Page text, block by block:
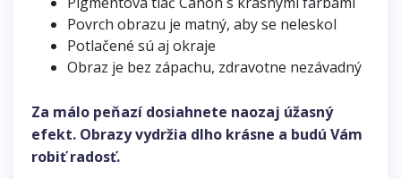
Povrch obrazu je matný, aby se neleskol
Potlačené sú aj okraje
Obraz je bez zápachu, zdravotne nezávadný
Za málo peňazí dosiahnete naozaj úžasný
efekt. Obrazy vydržia dlho krásne a budú Vám
robiť radosť.